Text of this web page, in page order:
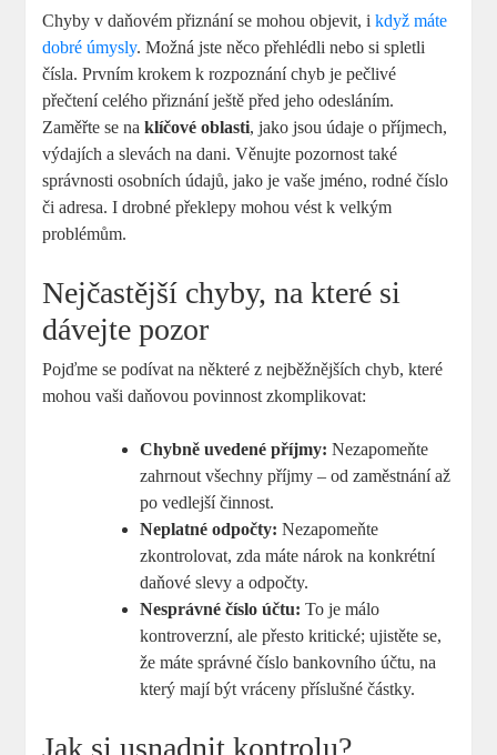
Chyby v daňovém přiznání se mohou objevit, ikdyž máte
dobré úmysly. Možná jste něco přehlédli nebo si spletli
čísla. Prvním krokem k rozpoznání chyb je pečlivé
přečtení celého přiznání ještě před jeho odesláním.
Zaměřte se naklíčové oblasti, jako jsou údaje o příjmech,
výdajích a slevách na dani. Věnujte pozornost také
správnosti osobních údajů, jako je vaše jméno, rodné číslo
či adresa. I drobné překlepy mohou vést k velkým
problémům.
Nejčastější chyby, na které si
dávejte pozor
Pojďme se podívat na některé z nejběžnějších chyb, které
mohou vaši daňovou povinnost zkomplikovat:
Chybně uvedené příjmy: Nezapomeňte
zahrnout všechny příjmy – od zaměstnání až
po vedlejší činnost.
Neplatné odpočty: Nezapomeňte
zkontrolovat, zda máte nárok na konkrétní
daňové slevy a odpočty.
Nesprávné číslo účtu: To je málo
kontroverzní, ale přesto kritické; ujistěte se,
že máte správné číslo bankovního účtu, na
který mají být vráceny příslušné částky.